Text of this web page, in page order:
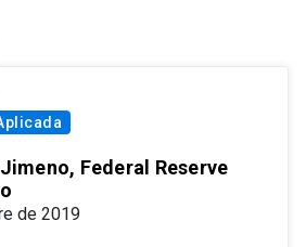
Federal Reserve
de 2019